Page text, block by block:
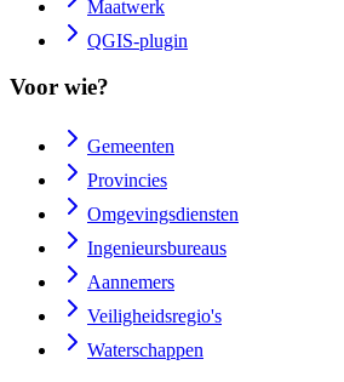
Maatwerk
QGIS-plugin
Voor wie?
Gemeenten
Provincies
Omgevingsdiensten
Ingenieursbureaus
Aannemers
Veiligheidsregio's
Waterschappen